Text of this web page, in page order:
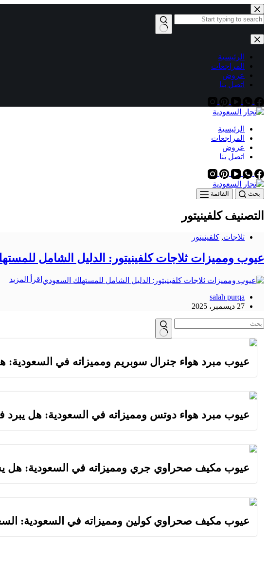
التجاوز
إلى
المحتوى
نتائج
الرئيسية
المراجعات
عروض
اتصل بنا
الرئيسية
المراجعات
عروض
اتصل بنا
بحث القائمة
التصنيفكلفينيتور
ثلاجات, كلفينيتور
عيوب ومميزات ثلاجات كلفينيتور: الدليل الشامل
اقرأ المزيد
salah purqa
27 ديسمبر، 2025
عيوب مبرد هواء جنرال سوبريم ومميزاته في
عيوب مبرد هواء دوتس ومميزاته في السعودية: هل يبرد
عيوب مكيف صحراوي جري ومميزاته في السعودية: هل
عيوب مكيف صحراوي كولين ومميزاته في السعودية: